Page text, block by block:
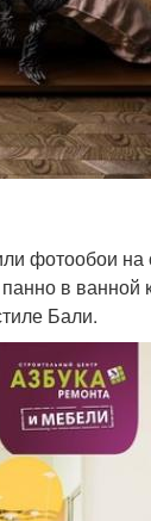
фотообои
в
Бали.